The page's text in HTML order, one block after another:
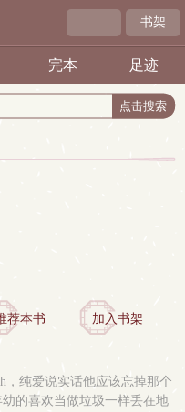
书架
完本 足迹
荐本书 加入书架
，纯爱说实话他应该忘掉那个
的喜欢当做垃圾一样丢在地